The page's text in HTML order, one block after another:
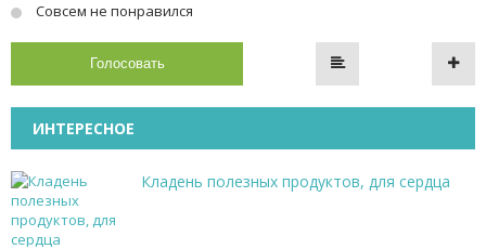
Совсем не понравился
Голосовать
ИНТЕРЕСНОЕ
Кладень полезных продуктов, для сердца